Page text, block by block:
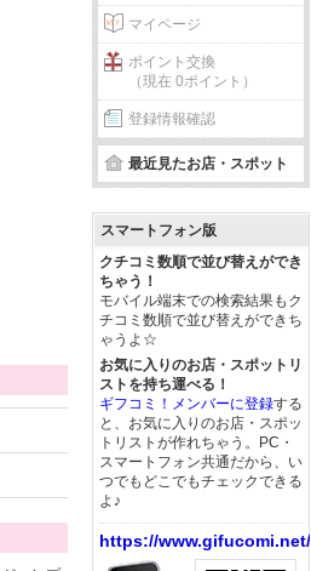
マイページ
ポイント交換
（現在 0ポイント）
登録情報確認
最近見たお店・スポット
スマートフォン版
クチコミ数順で並び替えができ
ちゃう！
モバイル端末での検索結果もク
チコミ数順で並び替えができち
ゃうよ☆
お気に入りのお店・スポットリ
ストを持ち運べる！
ギフコミ！メンバーに登録する
と、お気に入りのお店・スポッ
トリストが作れちゃう。PC・
スマートフォン共通だから、い
つでもどこでもチェックできる
よ♪
https://www.gifucomi.net/